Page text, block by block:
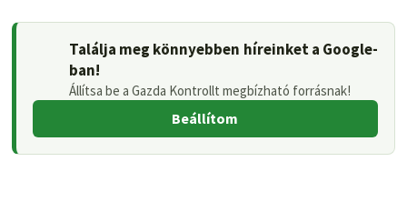
Találja meg könnyebben híreinket a Google-
ban!
Állítsa be a Gazda Kontrollt megbízható forrásnak!
Beállítom